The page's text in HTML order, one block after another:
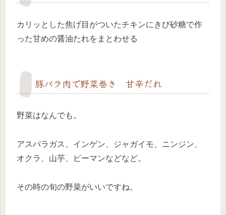
カリッとした焦げ目がついたチキンにきび砂糖で作
った甘めの醤油たれをまとわせる
豚バラ肉で野菜巻き 甘辛だれ
野菜はなんでも。
アスパラガス、インゲン、ジャガイモ、ニンジン、
オクラ、山芋、ピーマンなどなど。
その時の旬の野菜がいいですね。